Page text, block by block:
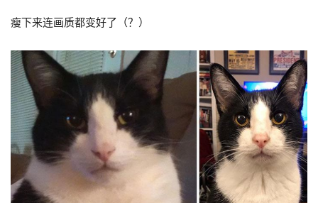
瘦下来连画质都变好了（？）